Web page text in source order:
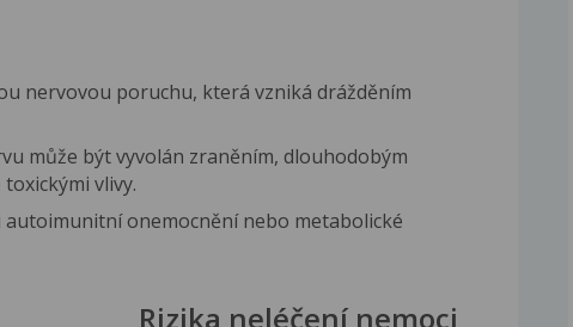
nervovou poruchu, která vzniká drážděním
může být vyvolán zraněním, dlouhodobým
vlivy.
onemocnění nebo metabolické
Rizika neléčení nemoci